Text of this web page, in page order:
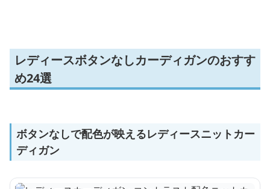
レディースボタンなしカーディガンのおすす
め24選
ボタンなしで配色が映えるレディースニットカー
ディガン